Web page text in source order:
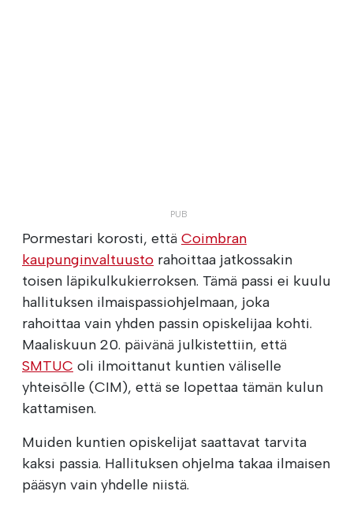
Pormestari korosti, että Coimbran
kaupunginvaltuusto rahoittaa jatkossakin
toisen läpikulkukierroksen. Tämä passi ei kuulu
hallituksen ilmaispassiohjelmaan, joka
rahoittaa vain yhden passin opiskelijaa kohti.
Maaliskuun 20. päivänä julkistettiin, että
SMTUC oli ilmoittanut kuntien väliselle
yhteisölle (CIM), että se lopettaa tämän kulun
kattamisen.
Muiden kuntien opiskelijat saattavat tarvita
kaksi passia. Hallituksen ohjelma takaa ilmaisen
pääsyn vain yhdelle niistä.